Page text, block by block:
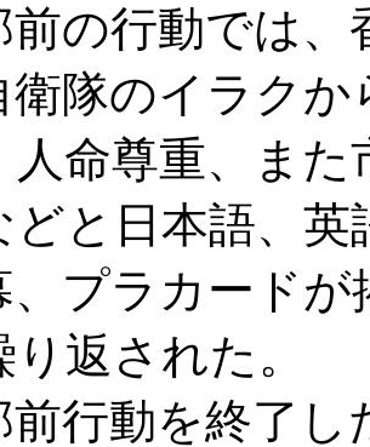
の行動では、
衛隊のイラク
人命尊重、ま
どと日本語、
、プラカード
返された。
行動を終了し